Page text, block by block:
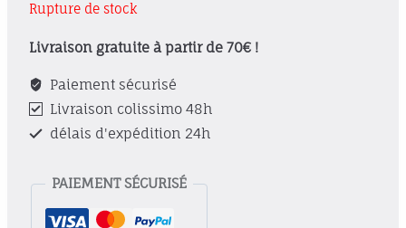
Rupture de stock
Livraison gratuite à partir de 70€ !
Paiement sécurisé
Livraison colissimo 48h
délais d'expédition 24h
PAIEMENT SÉCURISÉ